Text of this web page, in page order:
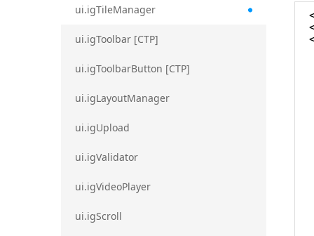
ui.igTileManager
ui.igToolbar [CTP]
ui.igToolbarButton [CTP]
ui.igLayoutManager
ui.igUpload
ui.igValidator
ui.igVideoPlayer
ui.igScroll